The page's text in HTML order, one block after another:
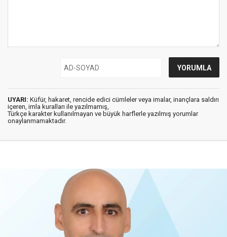
UYARI: Küfür, hakaret, rencide edici cümleler veya imalar, inançlara saldırı
içeren, imla kuralları ile yazılmamış,
Türkçe karakter kullanılmayan ve büyük harflerle yazılmış yorumlar
onaylanmamaktadır.